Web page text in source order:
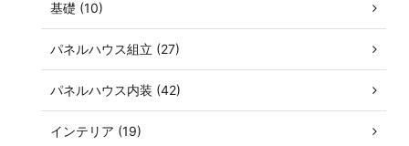
基礎 (10)
パネルハウス組立 (27)
パネルハウス内装 (42)
インテリア (19)